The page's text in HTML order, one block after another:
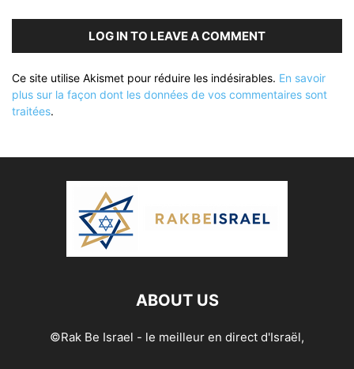
LOG IN TO LEAVE A COMMENT
Ce site utilise Akismet pour réduire les indésirables. En savoir
plus sur la façon dont les données de vos commentaires sont
traitées.
ABOUT US
©Rak Be Israel - le meilleur en direct d'Israël,